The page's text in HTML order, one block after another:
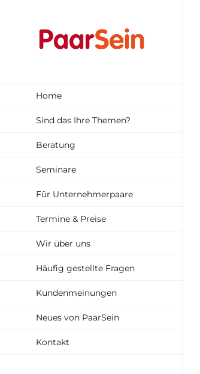
springen
Home
Sind das Ihre Themen?
Beratung
Seminare
Für Unternehmerpaare
Termine & Preise
Wir über uns
Häufig gestellte Fragen
Kundenmeinungen
Neues von PaarSein
Kontakt